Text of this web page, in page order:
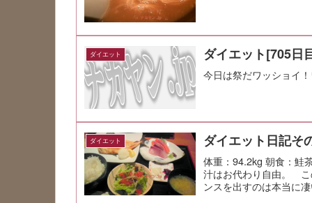
ダイエット ダイエット[705日
今日は祭だワッショイ
ダイエット ダイエット日記そ
体重：94.2kg 朝食：鮭
汁はお代わり自由。 こ
ンスを出すのは本当に